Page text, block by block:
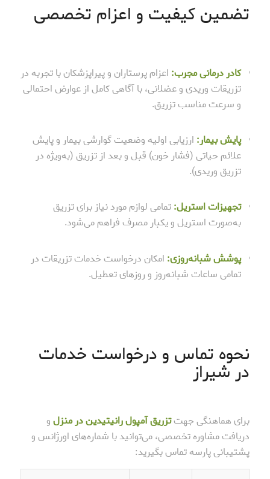
تضمین کیفیت و اعزام تخصصی
کادر درمانی مجرب: اعزام پرستاران و پیراپزشکان با تجربه در
تزریقات وریدی و عضلانی، با آگاهی کامل از عوارض احتمالی
و سرعت مناسب تزریق.
پایش بیمار: ارزیابی اولیه وضعیت گوارشی بیمار و پایش
علائم حیاتی (فشار خون) قبل و بعد از تزریق (به‌ویژه در
تزریق وریدی).
تجهیزات استریل:تمامی لوازم مورد نیاز برای تزریق
به‌صورت استریل و یکبار مصرف فراهم می‌شود.
پوشش شبانه‌روزی: امکان درخواست خدمات تزریقات در
تمامی ساعات شبانه‌روز و روزهای تعطیل.
نحوه تماس و درخواست خدمات
در شیراز
برای هماهنگی جهتتزریق آمپول رانیتیدین در منزلو
دریافت مشاوره تخصصی، می‌توانید با شماره‌های اورژانس و
پشتیبانی پارسه تماس بگیرید: